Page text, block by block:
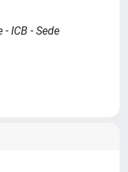
ICB - Sede